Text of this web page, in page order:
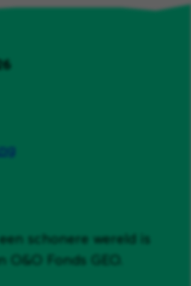
schonere wereld is
Fonds GEO.